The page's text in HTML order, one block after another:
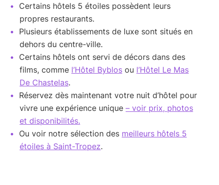
Certains hôtels 5 étoiles possèdent leurs
propres restaurants.
Plusieurs établissements de luxe sont situés en
dehors du centre-ville.
Certains hôtels ont servi de décors dans des
films, comme l’Hôtel Byblos ou l’Hôtel Le Mas
De Chastelas.
Réservez dès maintenant votre nuit d’hôtel pour
vivre une expérience unique – voir prix, photos
et disponibilités.
Ou voir notre sélection des meilleurs hôtels 5
étoiles à Saint-Tropez.